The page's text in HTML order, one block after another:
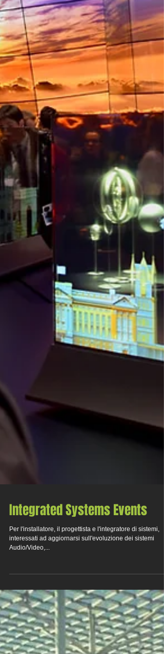
Integrated Systems Events
Per l'installatore, il progettista e l'integratore di sistemi,
interessati ad aggiornarsi sull'evoluzione dei sistemi
Audio/Video,...